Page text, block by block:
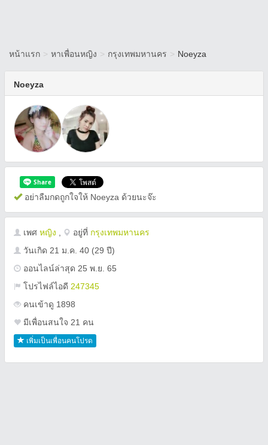
หน้าแรก > หาเพื่อนหญิง > กรุงเทพมหานคร > Noeyza
Noeyza
อย่าลืมกดถูกใจให้ Noeyza ด้วยนะจ๊ะ
เพศ หญิง อยู่ที่ กรุงเทพมหานคร
วันเกิด 21 ม.ค. 40 (29 ปี)
ออนไลน์ล่าสุด 25 พ.ย. 65
โปรไฟล์ไอดี 247345
คนเข้าดู 1898
มีเพื่อนสนใจ 21 คน
เพิ่มเป็นเพื่อนคนโปรด